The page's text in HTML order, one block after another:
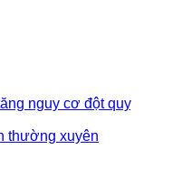
nguy cơ đột quỵ
thường xuyên